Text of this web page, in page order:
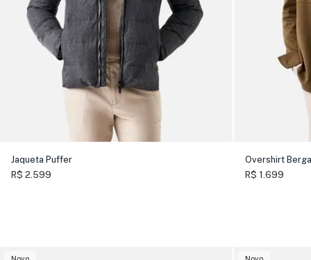
Jaqueta Puffer
R$ 2.599
Overshirt
R$ 1.699